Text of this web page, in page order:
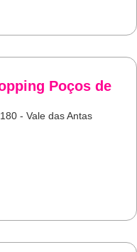
Poços de
- Vale das Antas